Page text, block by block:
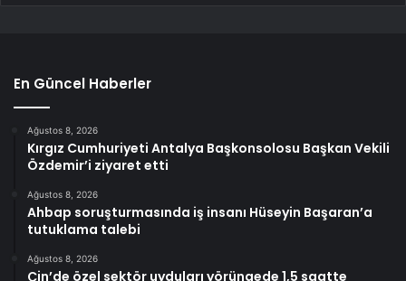
En Güncel Haberler
Ağustos 8, 2026
Kırgız Cumhuriyeti Antalya Başkonsolosu Başkan Vekili
Özdemir’i ziyaret etti
Ağustos 8, 2026
Ahbap soruşturmasında iş insanı Hüseyin Başaran’a
tutuklama talebi
Ağustos 8, 2026
Çin’de özel sektör uyduları yörüngede 1,5 saatte